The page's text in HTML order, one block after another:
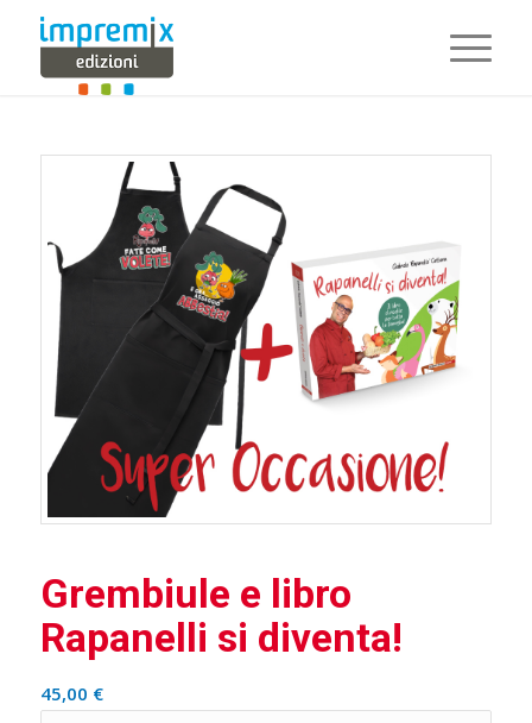
Grembiule e libro
Rapanelli si diventa!
45,00 €